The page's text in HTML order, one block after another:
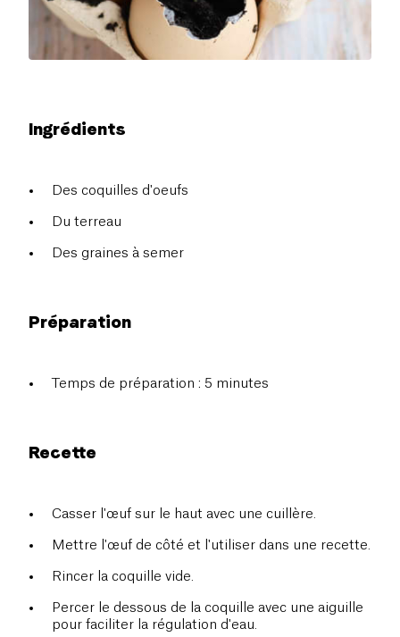
Ingrédients
Des coquilles d'oeufs
Du terreau
Des graines à semer
Préparation
Temps de préparation : 5 minutes
Recette
Casser l'œuf sur le haut avec une cuillère.
Mettre l'œuf de côté et l'utiliser dans une recette.
Rincer la coquille vide.
Percer le dessous de la coquille avec une aiguille
pour faciliter la régulation d'eau.